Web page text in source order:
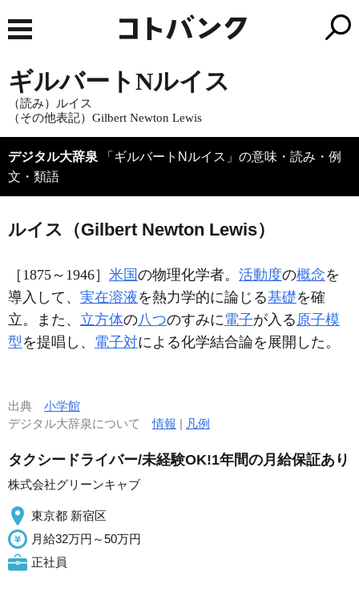
ギルバートNルイス
（読み）ルイス
（その他表記）Gilbert Newton Lewis
デジタル大辞泉 「ギルバートNルイス」の意味・読み・例
文・類語
ルイス（Gilbert Newton Lewis）
［1875～1946］ 米国の物理化学者。 活動度の概念を
導入して、 実在溶液を熱力学的に論じる基礎を確
立。また、 立方体の八つのすみに電子が入る 原子模
型 を提唱し、 電子対による化学結合論を展開した。
出典 小学館
デジタル大辞泉について情報 | 凡例
タクシードライバー/未経験OK!1年間の月給保証あり
株式会社グリーンキャブ
東京都 新宿区
月給32万円～50万円
正社員